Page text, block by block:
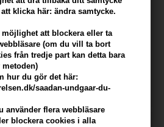
klicka här: ändra samtycke.
att blockera eller ta
(om du vill ta bort
från tredje part kan detta bara
metoden)
hur du gör det här:
saadan-undgaar-du-
använder flera webbläsare
blockera cookies i alla
Argan Secret Oil 60ml
214,00